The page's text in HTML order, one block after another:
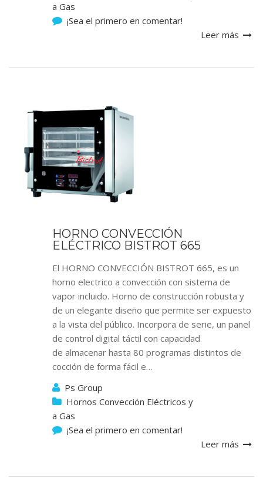
a Gas
¡Sea el primero en comentar!
Leer más
HORNO CONVECCIÓN
ELÉCTRICO BISTROT 665
El HORNO CONVECCIÓN BISTROT 665, es un
horno electrico a convección con sistema de
vapor incluido. Horno de construcción robusta y
de un elegante diseño que permite ser expuesto
a la vista del público. Incorpora de serie, un panel
de control digital táctil con capacidad
de almacenar hasta 80 programas distintos de
cocción de forma fácil e…
Ps Group
Hornos Convección Eléctricos y
a Gas
¡Sea el primero en comentar!
Leer más